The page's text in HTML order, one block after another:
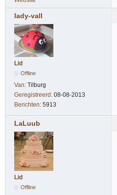
lady-vall
Lid
Offline
Van: Tilburg
Geregistreerd: 08-08-2013
Berichten: 5913
LaLuub
Lid
Offline